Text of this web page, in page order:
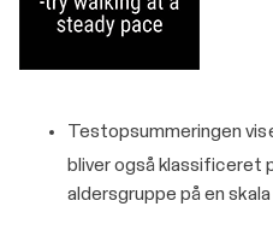
Testopsummeringen
bliver også klassificeret
aldersgruppe på en